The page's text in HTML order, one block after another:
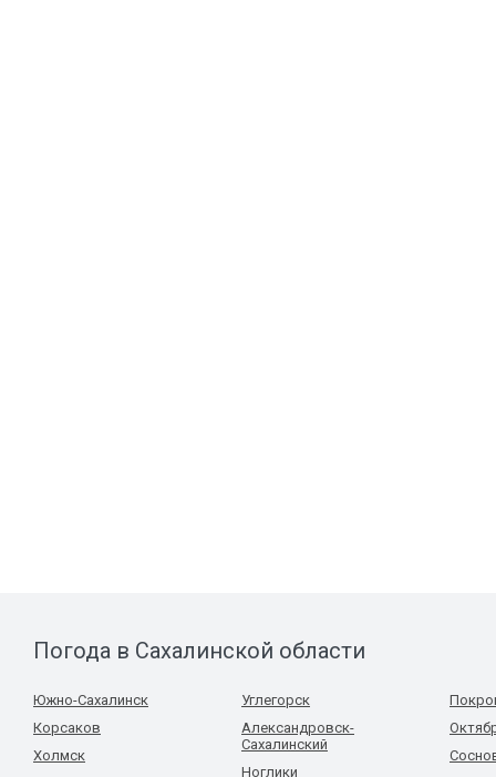
Погода в Сахалинской области
Южно-Сахалинск
Корсаков
Холмск
Углегорск
Александровск-
Сахалинский
Ноглики